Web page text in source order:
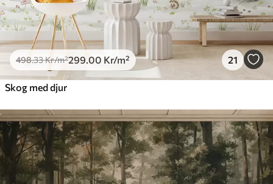
498.33Kr/m²299.00 Kr/m² 21
Skog med djur